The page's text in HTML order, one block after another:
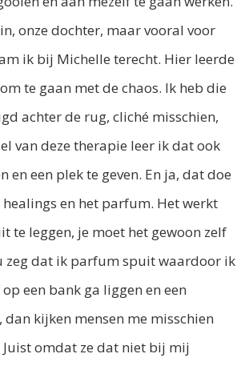
onze dochter, maar vooral voor
ik bij Michelle terecht. Hier leerde
te gaan met de chaos. Ik heb die
achter de rug, cliché misschien,
van deze therapie leer ik dat ook
en een plek te geven. En ja, dat doe
en het parfum. Het werkt
te leggen, je moet het gewoon zelf
zeg dat ik parfum spuit waardoor ik
een bank ga liggen en een
kijken mensen me misschien
omdat ze dat niet bij mij